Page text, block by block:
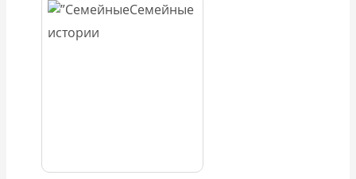
Семейные
истории